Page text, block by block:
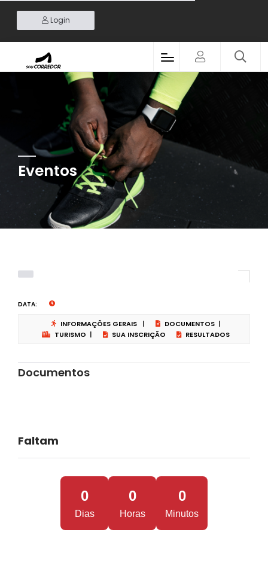
Login
Eventos
DATA:
INFORMAÇÕES GERAIS | DOCUMENTOS |
TURISMO | SUA INSCRIÇÃO RESULTADOS
Documentos
Faltam
0
Dias
0
Horas
0
Minutos